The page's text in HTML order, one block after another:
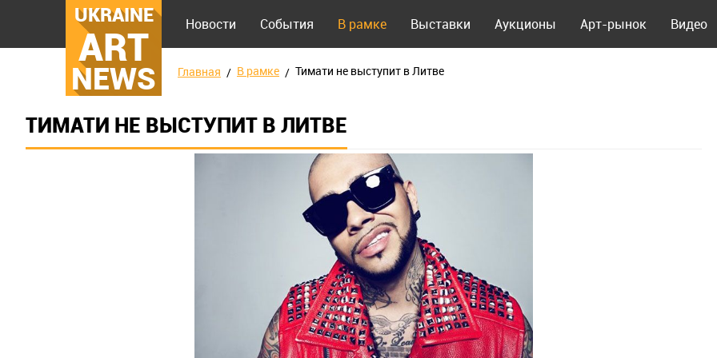
UKRAINE
ART
NEWS
Новости События В рамке Выставки Аукционы Арт-рынок Видео
Главная В рамке Тимати не выступит в Литве
ТИМАТИ НЕ ВЫСТУПИТ В ЛИТВЕ